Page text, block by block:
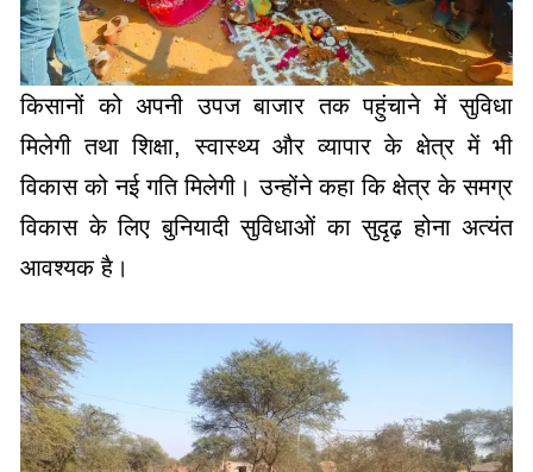
किसानों को अपनी उपज बाजार तक पहुंचाने में सुविधा
मिलेगी तथा शिक्षा, स्वास्थ्य और व्यापार के क्षेत्र में भी
विकास को नई गति मिलेगी। उन्होंने कहा कि क्षेत्र के समग्र
विकास के लिए बुनियादी सुविधाओं का सुदृढ़ होना अत्यंत
आवश्यक है।